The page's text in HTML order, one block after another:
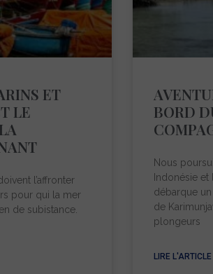
ET
LE
l’affronter
pour qui la mer
de subistance.
BORD
Nous
Indonésie et
débarque
de
plongeurs
LIRE L'ARTICLE